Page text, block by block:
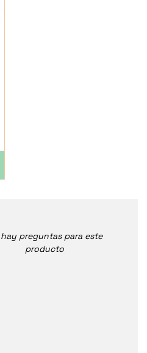
hay preguntas para este
producto